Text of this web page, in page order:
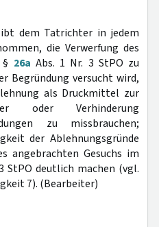
dem Tatrichter in jedem
die Verwerfung des
26a Abs. 1 Nr. 3 StPO zu
Begründung versucht wird,
als Druckmittel zur
oder Verhinderung
zu missbrauchen;
der Ablehnungsgründe
angebrachten Gesuchs im
StPO deutlich machen (vgl.
7). (Bearbeiter)